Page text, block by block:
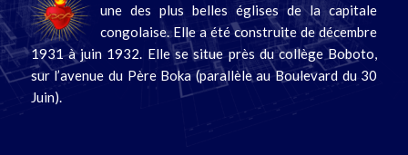
une des plus belles églises de la capitale
congolaise. Elle a été construite de décembre
1931 à juin 1932. Elle se situe près du collège Boboto,
sur l’avenue du Père Boka (parallèle au Boulevard du 30
Juin).